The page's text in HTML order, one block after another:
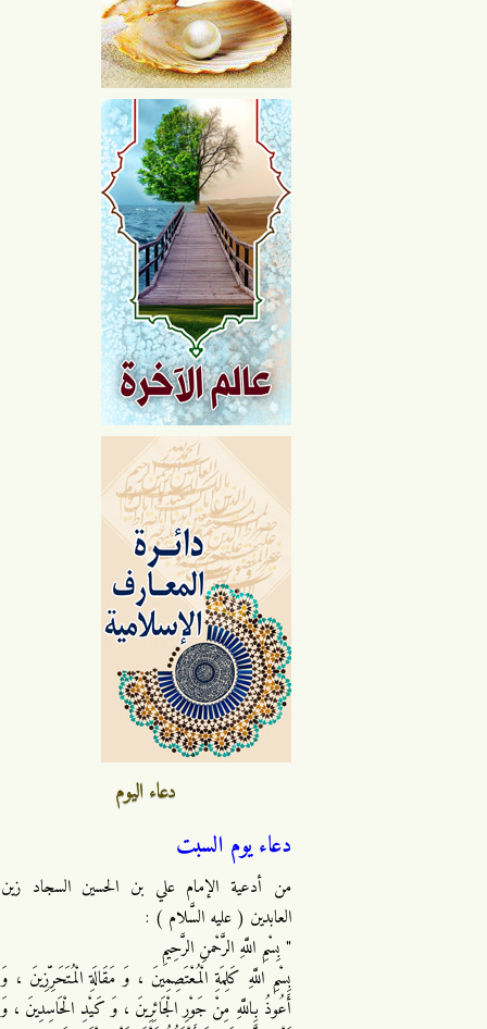
دعاء اليوم
دعاء يوم السبت
من أدعية الإمام علي بن الحسين السجاد زين
العابدين ( عليه السَّلام ) :
" بِسْمِ اللَّهِ الرَّحْمنِ الرَّحِيمِ
بِسْمِ اللَّهِ كَلِمَةِ الْمُعْتَصِمِينَ ، وَ مَقَالَةِ الْمُتَحَرِّزِينَ ، وَ
أَعُوذُ بِاللَّهِ مِنْ جَوْرِ الْجَائِرِينَ ، وَ كَيْدِ الْحَاسِدِينَ ، وَ